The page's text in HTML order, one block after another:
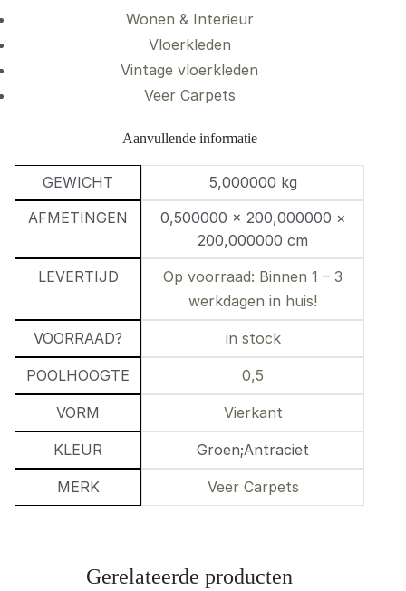
Wonen & Interieur
Vloerkleden
Vintage vloerkleden
Veer Carpets
Aanvullende informatie
GEWICHT
5,000000 kg
AFMETINGEN
0,500000 × 200,000000 ×
200,000000 cm
LEVERTIJD
Op voorraad: Binnen 1 – 3
werkdagen in huis!
VOORRAAD? in stock
POOLHOOGTE 0,5
VORM Vierkant
KLEUR Groen;Antraciet
MERK Veer Carpets
Gerelateerde producten